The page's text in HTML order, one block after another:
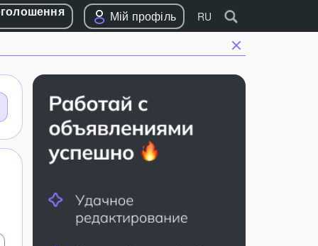
RU
Мій профіль